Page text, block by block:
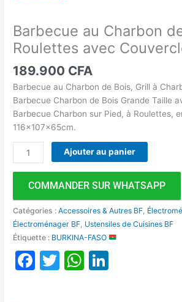
Barbecue au Charbon
Roulettes avec
189.900 CFA
Barbecue au Charbon de Bois, Grill à
Barbecue Charbon de Bois Grande Taille
Barbecue Charbon sur Pied, à Roulettes,
116x107x65cm.
Ajouter au panier
COMMANDER SUR WHATSAPP
Catégories :Accessoires & Autres BF,
Électroménager BF, Ustensiles de Cuisines BF
Étiquette : BURKINA-FASO
Facebook
TwitterWhatsApp